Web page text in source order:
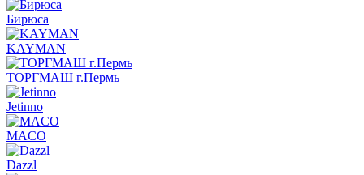
Бирюса
KAYMAN
ТОРГМАШ г.Пермь
Jetinno
MACO
Dazzl